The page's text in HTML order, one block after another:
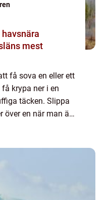
mest
få sova en eller ett
krypa ner i en
täcken. Slippa
över en när man är